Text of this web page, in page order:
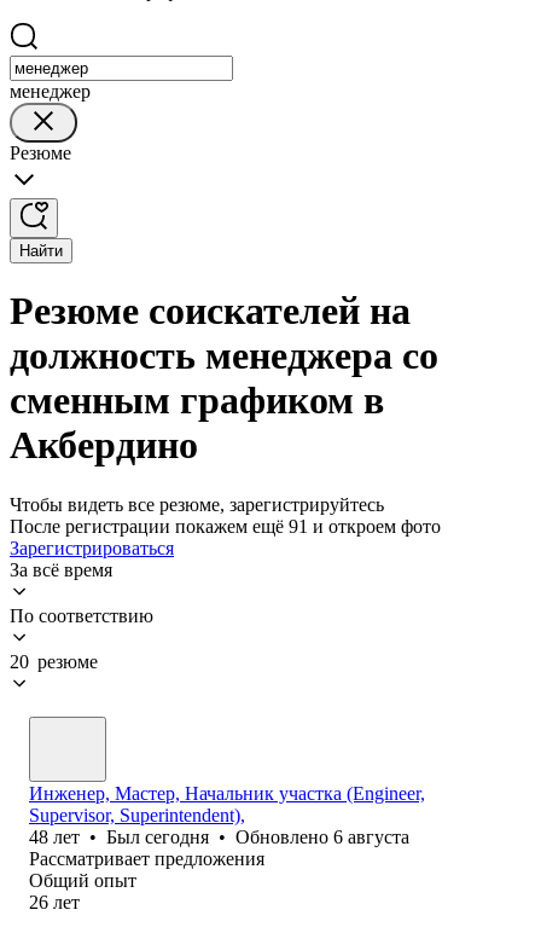
менеджер
Резюме
Найти
Резюме соискателей на
должность менеджера со
сменным графиком в
Акбердино
Чтобы видеть все резюме, зарегистрируйтесь
После регистрации покажем ещё 91 и откроем фото
Зарегистрироваться
За всё время
По соответствию
20 резюме
Инженер, Мастер, Начальник участка (Engineer,
Supervisor, Superintendent),
48 лет • Был сегодня • Обновлено 6 августа
Рассматривает предложения
Общий опыт
26 лет